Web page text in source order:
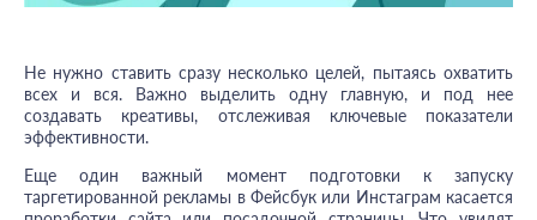
Не нужно ставить сразу несколько целей, пытаясь охватить
всех и вся. Важно выделить одну главную, и под нее
создавать креативы, отслеживая ключевые показатели
эффективности.
Еще один важный момент подготовки к запуску
таргетированной рекламы в Фейсбук или Инстаграм касается